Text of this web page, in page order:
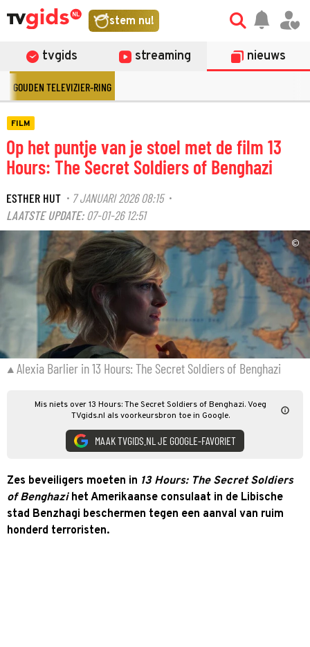
stem nu!
tvgids streaming nieuws
GOUDEN TELEVIZIER-RING
FILM
Op het puntje van je stoel met de film 13
Hours: The Secret Soldiers of Benghazi
ESTHER HUT · 7 JANUARI 2026 08:15·
LAATSTE UPDATE: 07-01-26 12:51
©
Alexia Barlier in 13 Hours: The Secret Soldiers of Benghazi
Mis niets over 13 Hours: The Secret Soldiers of Benghazi. Voeg
TVgids.nl als voorkeursbron toe in Google.
MAAK TVGIDS.NL JE GOOGLE-FAVORIET
Zes beveiligers moeten in 13 Hours: The Secret Soldiers
of Benghazihet Amerikaanse consulaat in de Libische
stad Benzhagi beschermen tegen een aanval van ruim
honderd terroristen.